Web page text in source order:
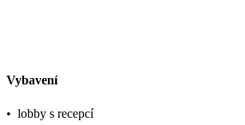
Vybavení
• lobby s recepcí